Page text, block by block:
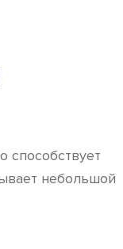
способствует
небольшой